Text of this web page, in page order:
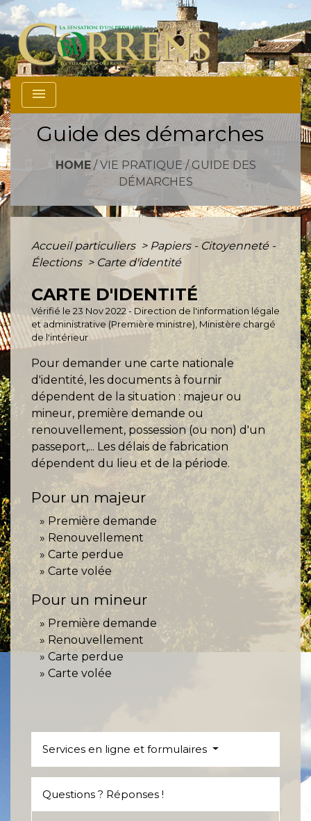
menu
Guide des démarches
HOME/ VIE PRATIQUE / GUIDE DES
DÉMARCHES
Accueil particuliers > Papiers - Citoyenneté -
Élections > Carte d'identité
CARTE D'IDENTITÉ
Vérifié le 23 Nov 2022 - Direction de l'information légale
et administrative (Première ministre), Ministère chargé
de l'intérieur
Pour demander une carte nationale
d'identité, les documents à fournir
dépendent de la situation : majeur ou
mineur, première demande ou
renouvellement, possession (ou non) d'un
passeport,... Les délais de fabrication
dépendent du lieu et de la période.
Pour un majeur
Première demande
Renouvellement
Carte perdue
Carte volée
Pour un mineur
Première demande
Renouvellement
Carte perdue
Carte volée
Services en ligne et formulaires
Questions ? Réponses !